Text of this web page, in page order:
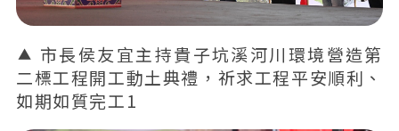
市長侯友宜主持貴子坑溪河川環境營造第
二標工程開工動土典禮，祈求工程平安順利、
如期如質完工1